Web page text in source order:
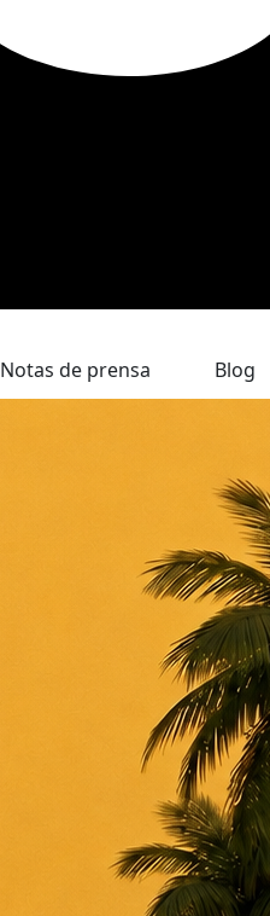
Notas de prensa Blog